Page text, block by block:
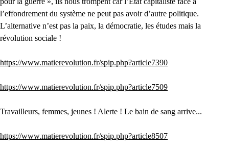
l’effondrement du système ne peut pas avoir d’autre politique.
L’alternative n’est pas la paix, la démocratie, les études mais la
révolution sociale !
https://www.matierevolution.fr/spip.php?article7390
https://www.matierevolution.fr/spip.php?article7509
Travailleurs, femmes, jeunes ! Alerte ! Le bain de sang arrive...
https://www.matierevolution.fr/spip.php?article8507